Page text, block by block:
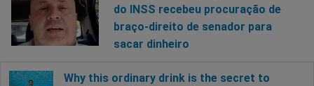
do INSS recebeu procuração de
braço-direito de senador para
sacar dinheiro